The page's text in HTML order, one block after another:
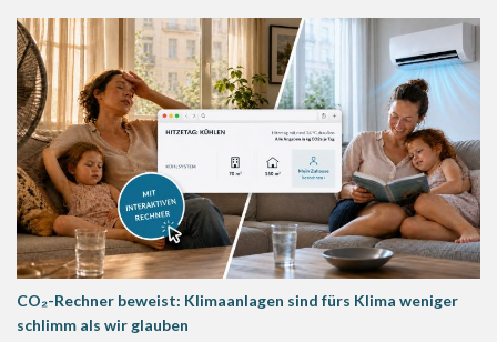
CO₂-Rechner beweist: Klimaanlagen sind fürs Klima weniger
schlimm als wir glauben